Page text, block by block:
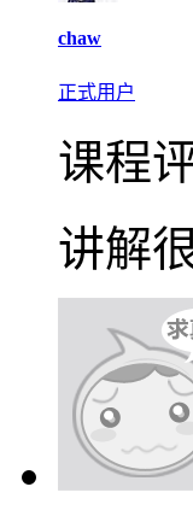
chaw
正式用户
课程
讲解